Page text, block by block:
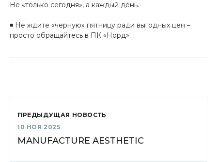
Не «только сегодня», а каждый день.
◾️ Не ждите «черную» пятницу ради выгодных цен –
просто обращайтесь в ПК «Норд».
ПРЕДЫДУЩАЯ НОВОСТЬ
10 НОЯ 2025
MANUFACTURE AESTHETIC